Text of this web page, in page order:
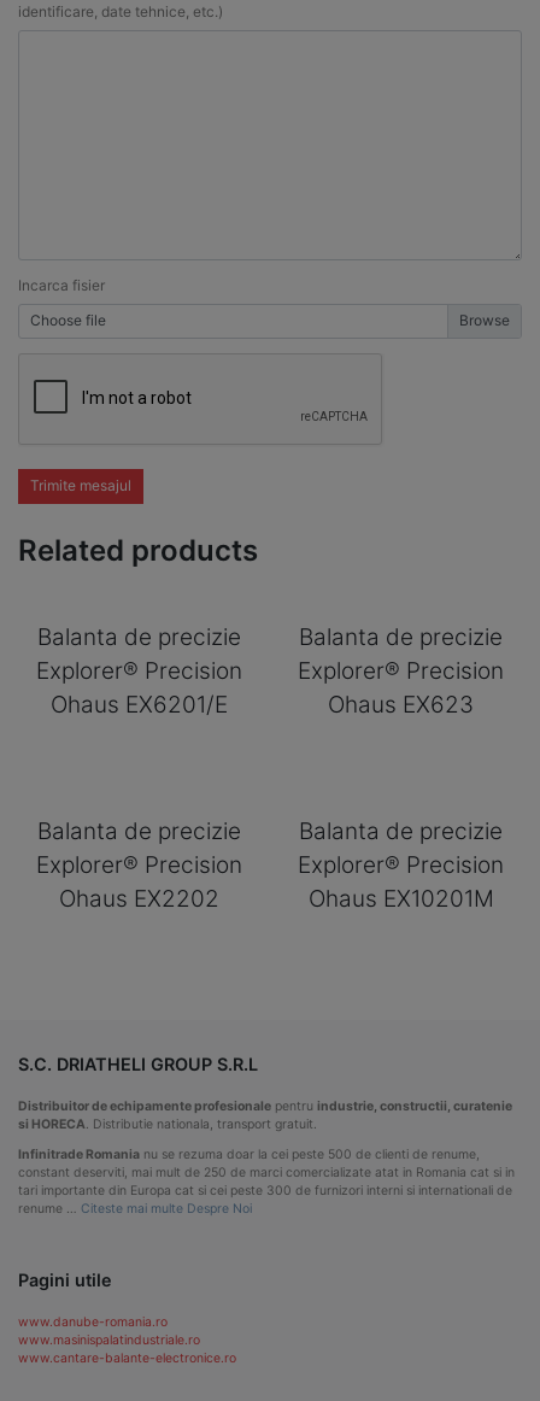
identificare, date tehnice, etc.)
Incarca fisier
Choose file
Trimite mesajul
Related products
Balanta de precizie
Explorer® Precision
Ohaus EX6201/E
Balanta de precizie
Explorer® Precision
Ohaus EX623
Balanta de precizie
Explorer® Precision
Ohaus EX2202
Balanta de precizie
Explorer® Precision
Ohaus EX10201M
S.C. DRIATHELI GROUP S.R.L
Distribuitor de echipamente profesionale pentru industrie, constructii, curatenie
si HORECA . Distributie nationala, transport gratuit.
Infinitrade Romania nu se rezuma doar la cei peste 500 de clienti de renume,
constant deserviti, mai mult de 250 de marci comercializate atat in Romania cat si in
tari importante din Europa cat si cei peste 300 de furnizori interni si internationali de
renume … Citeste mai multe Despre Noi
Pagini utile
www.danube-romania.ro
www.masinispalatindustriale.ro
www.cantare-balante-electronice.ro